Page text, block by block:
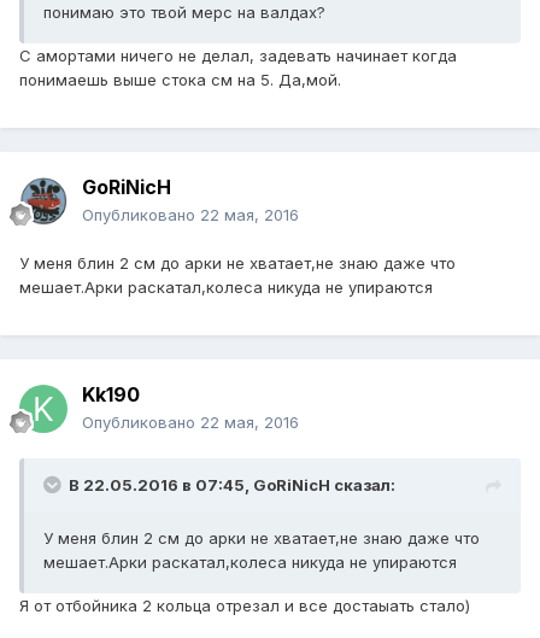
понимаю это твой мерс на валдах?
С амортами ничего не делал, задевать начинает когда
понимаешь выше стока см на 5. Да,мой.
GoRiNicH
Опубликовано 22 мая, 2016
У меня блин 2 см до арки не хватает,не знаю даже что
мешает.Арки раскатал,колеса никуда не упираются
Kk190
Опубликовано 22 мая, 2016
В 22.05.2016 в 07:45, GoRiNicH сказал:
У меня блин 2 см до арки не хватает,не знаю даже что
мешает.Арки раскатал,колеса никуда не упираются
Я от отбойника 2 кольца отрезал и все достаыать стало)